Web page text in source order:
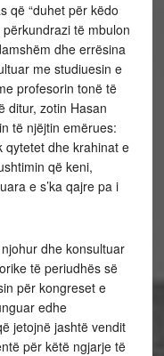
që “duhet për këdo
të mbulon
dhe errësina
me studiuesin e
profesorin tonë të
ditur, zotin Hasan
të njëjtin emërues:
qytetet dhe krahinat e
që keni,
e s’ka qajre pa i
dhe konsultuar
të periudhës së
për kongreset e
edhe
jetojnë jashtë vendit
për këtë ngjarje të